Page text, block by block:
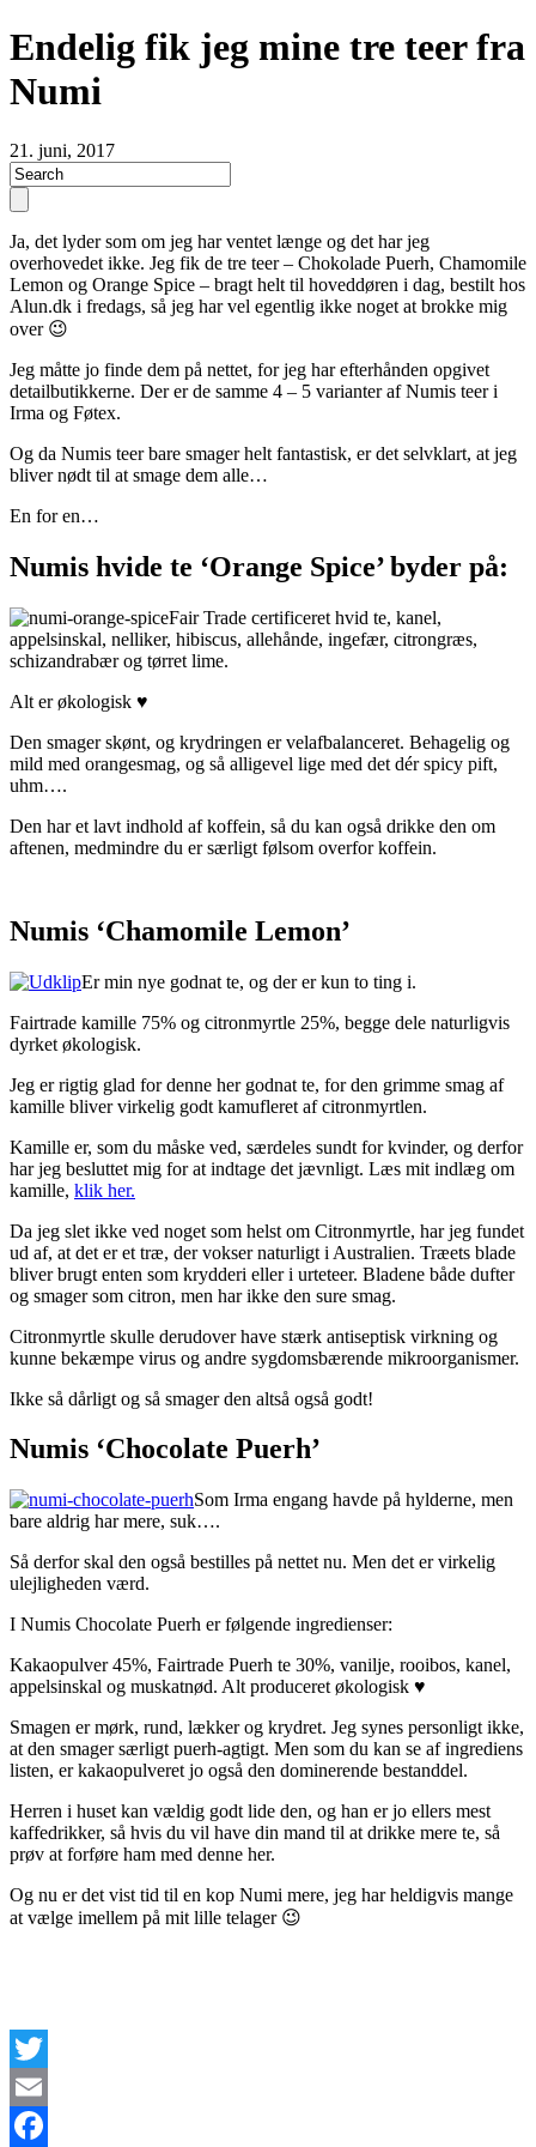
Endelig fik jeg mine tre teer fra
Numi
21. juni, 2017
Ja, det lyder som om jeg har ventet længe og det har jeg
overhovedet ikke. Jeg fik de tre teer – Chokolade Puerh, Chamomile
Lemon og Orange Spice – bragt helt til hoveddøren i dag, bestilt hos
Alun.dk i fredags, så jeg har vel egentlig ikke noget at brokke mig
over 😉
Jeg måtte jo finde dem på nettet, for jeg har efterhånden opgivet
detailbutikkerne. Der er de samme 4 – 5 varianter af Numis teer i
Irma og Føtex.
Og da Numis teer bare smager helt fantastisk, er det selvklart, at jeg
bliver nødt til at smage dem alle…
En for en…
Numis hvide te ‘Orange Spice’ byder på:
Fair Trade certificeret hvid te, kanel,
appelsinskal, nelliker, hibiscus, allehånde, ingefær, citrongræs,
schizandrabær og tørret lime.
Alt er økologisk ♥
Den smager skønt, og krydringen er velafbalanceret. Behagelig og
mild med orangesmag, og så alligevel lige med det dér spicy pift,
uhm….
Den har et lavt indhold af koffein, så du kan også drikke den om
aftenen, medmindre du er særligt følsom overfor koffein.
Numis ‘Chamomile Lemon’
Er min nye godnat te, og der er kun to ting i.
Fairtrade kamille 75% og citronmyrtle 25%, begge dele naturligvis
dyrket økologisk.
Jeg er rigtig glad for denne her godnat te, for den grimme smag af
kamille bliver virkelig godt kamufleret af citronmyrtlen.
Kamille er, som du måske ved, særdeles sundt for kvinder, og derfor
har jeg besluttet mig for at indtage det jævnligt. Læs mit indlæg om
kamille, klik her.
Da jeg slet ikke ved noget som helst om Citronmyrtle, har jeg fundet
ud af, at det er et træ, der vokser naturligt i Australien. Træets blade
bliver brugt enten som krydderi eller i urteteer. Bladene både dufter
og smager som citron, men har ikke den sure smag.
Citronmyrtle skulle derudover have stærk antiseptisk virkning og
kunne bekæmpe virus og andre sygdomsbærende mikroorganismer.
Ikke så dårligt og så smager den altså også godt!
Numis ‘Chocolate Puerh’
Som Irma engang havde på hylderne, men
bare aldrig har mere, suk….
Så derfor skal den også bestilles på nettet nu. Men det er virkelig
ulejligheden værd.
I Numis Chocolate Puerh er følgende ingredienser:
Kakaopulver 45%, Fairtrade Puerh te 30%, vanilje, rooibos, kanel,
appelsinskal og muskatnød. Alt produceret økologisk ♥
Smagen er mørk, rund, lækker og krydret. Jeg synes personligt ikke,
at den smager særligt puerh-agtigt. Men som du kan se af ingrediens
listen, er kakaopulveret jo også den dominerende bestanddel.
Herren i huset kan vældig godt lide den, og han er jo ellers mest
kaffedrikker, så hvis du vil have din mand til at drikke mere te, så
prøv at forføre ham med denne her.
Og nu er det vist tid til en kop Numi mere, jeg har heldigvis mange
at vælge imellem på mit lille telager 😉
Twitter
Email